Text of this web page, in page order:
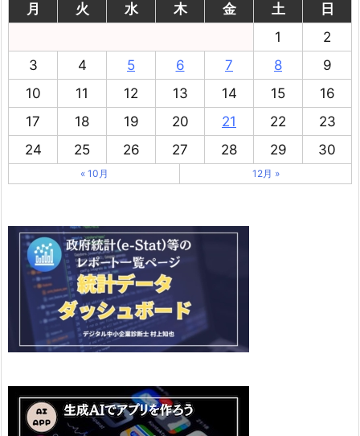
月
火 水 木 金 土
日
1
2
3
4 5 6 7 8
9
10
11 12 13 14 15
16
17
18 19 20 21 22
23
24
25 26 27 28 29 30
« 10月 12月 »